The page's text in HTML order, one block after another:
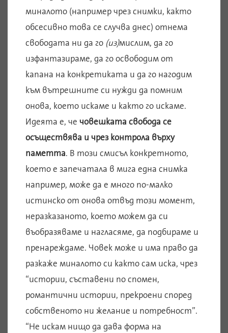
миналото (например чрез снимки, както
обсесивно това се случва днес) отнема
свободата ни да го (из)мислим, да го
изфантазираме, да го освободим от
капана на конкретиката и да го нагодим
към вътрешните си нужди да помним
онова, което искаме и както го искаме.
Идеята е, че човешката свобода се
осъществява и чрез контрола върху
паметта. В този смисъл конкретното,
което е запечатала в мига една снимка
например, може да е много по-малко
истинско от онова отвъд този момент,
неразказаното, което можем да си
въобразяваме и нагласяме, да подбираме и
пренареждаме. Човек може и има право да
разкаже миналото си както сам иска, чрез
“истории, съставени по спомен,
романтични истории, прекроени според
собственото ни желание и потребност”.
“Не искам нищо да дава форма на